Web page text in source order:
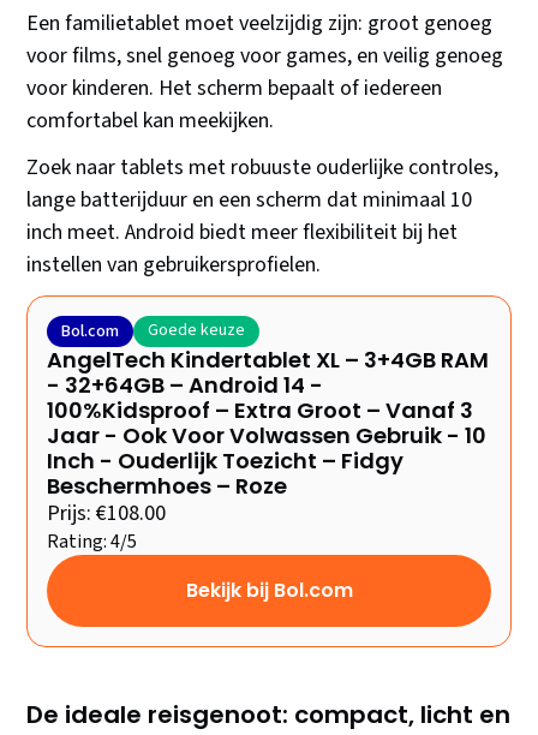
Een familietablet moet veelzijdig zijn: groot genoeg
voor films, snel genoeg voor games, en veilig genoeg
voor kinderen. Het scherm bepaalt of iedereen
comfortabel kan meekijken.
Zoek naar tablets met robuuste ouderlijke controles,
lange batterijduur en een scherm dat minimaal 10
inch meet. Android biedt meer flexibiliteit bij het
instellen van gebruikersprofielen.
Bol.com Goede keuze
AngelTech Kindertablet XL – 3+4GB RAM
- 32+64GB – Android 14 -
100%Kidsproof – Extra Groot – Vanaf 3
Jaar - Ook Voor Volwassen Gebruik - 10
Inch - Ouderlijk Toezicht – Fidgy
Beschermhoes – Roze
Prijs: €108.00
Rating: 4/5
Bekijk bij Bol.com
De ideale reisgenoot: compact, licht en